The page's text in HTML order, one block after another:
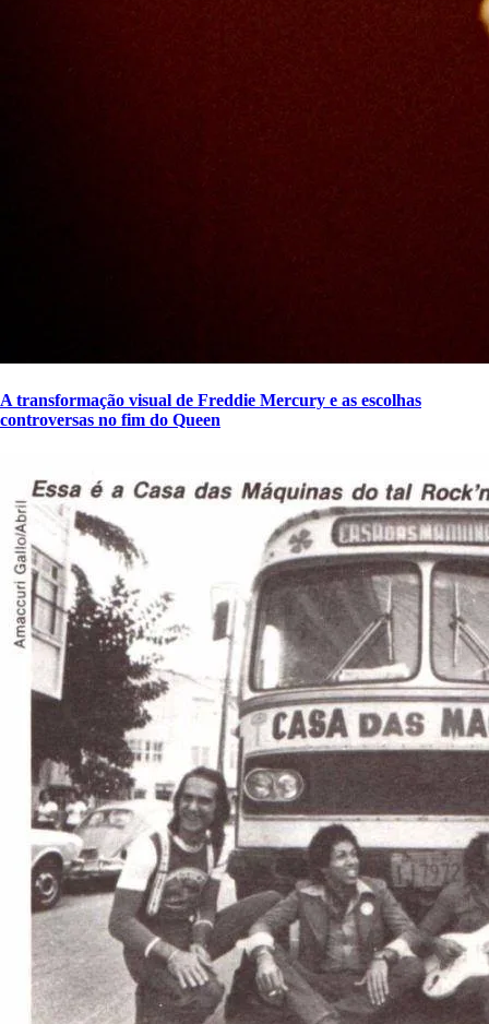
A transformação visual de Freddie Mercury e as escolhas
controversas no fim do Queen